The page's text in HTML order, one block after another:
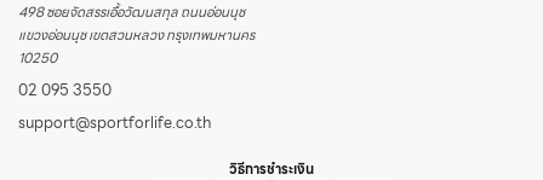
498 ซอยจัดสรรเอื้อวัฒนสกุล ถนนอ่อนนุช
แขวงอ่อนนุช เขตสวนหลวง กรุงเทพมหานคร
10250
02 095 3550
support@sportforlife.co.th
วิธีการชำระเงิน